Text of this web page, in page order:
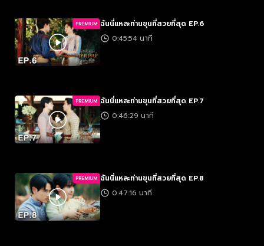
PREMIUM ฉันนี่แหละท่านขุนที่สวยที่สุด EP.6
0:45:54 นาที
PREMIUM ฉันนี่แหละท่านขุนที่สวยที่สุด EP.7
0:46:29 นาที
PREMIUM ฉันนี่แหละท่านขุนที่สวยที่สุด EP.8
0:47:16 นาที